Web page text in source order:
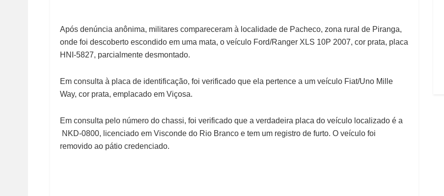
Após denúncia anônima, militares compareceram à localidade de Pacheco, zona rural de Piranga,
onde foi descoberto escondido em uma mata, o veículo Ford/Ranger XLS 10P 2007, cor prata, placa
HNI-5827, parcialmente desmontado.
Em consulta à placa de identificação, foi verificado que ela pertence a um veículo Fiat/Uno Mille
Way, cor prata, emplacado em Viçosa.
Em consulta pelo número do chassi, foi verificado que a verdadeira placa do veículo localizado é a
NKD-0800, licenciado em Visconde do Rio Branco e tem um registro de furto. O veículo foi
removido ao pátio credenciado.